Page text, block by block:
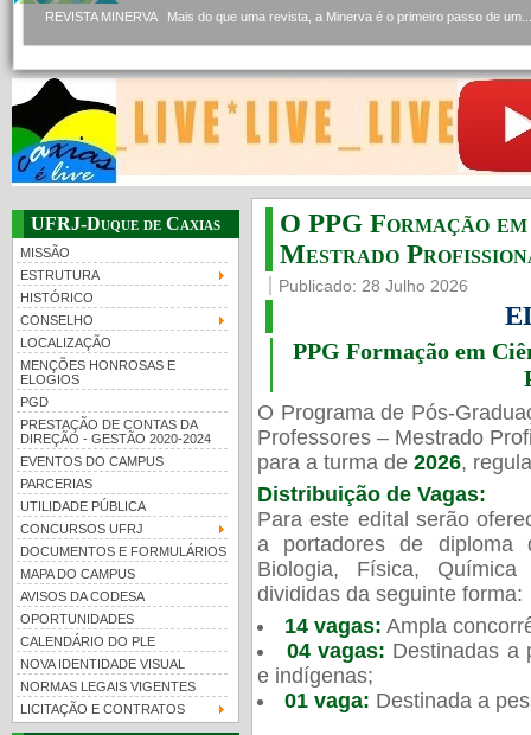
REVISTA MINERVA Mais do que uma revista, a Minerva é o primeiro passo de um...
UFRJ-Duque de Caxias
MISSÃO
ESTRUTURA
HISTÓRICO
CONSELHO
LOCALIZAÇÃO
MENÇÕES HONROSAS E
ELOGIOS
PGD
PRESTAÇÃO DE CONTAS DA
DIREÇÃO - GESTÃO 2020-2024
EVENTOS DO CAMPUS
PARCERIAS
UTILIDADE PÚBLICA
CONCURSOS UFRJ
DOCUMENTOS E FORMULÁRIOS
MAPA DO CAMPUS
AVISOS DA CODESA
OPORTUNIDADES
CALENDÁRIO DO PLE
NOVA IDENTIDADE VISUAL
NORMAS LEGAIS VIGENTES
LICITAÇÃO E CONTRATOS
O PPG Formação
Mestrado
Publicado: 28 Julho 2026
PPG Formação em
O Programa de Pós-
Professores – Mestrado
para a turma de 2026,
Distribuição de Vagas:
Para este edital serão
a portadores de diploma
Biologia, Física,
divididas da seguinte forma:
14 vagas: Ampla
04 vagas: Destinadas a
e indígenas;
01 vaga: Destinada a
Guia de boas práticas
UFRJ 100 anos